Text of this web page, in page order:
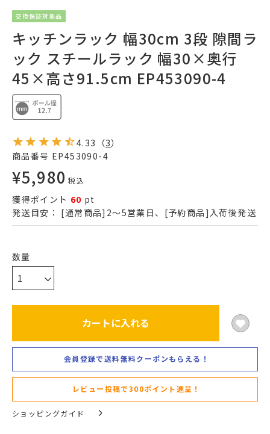
交換保証対象品
キッチンラック 幅30cm 3段 隙間ラ
ック スチールラック 幅30×奥行
45×高さ91.5cm EP453090-4
4.33 （3）
商品番号 EP453090-4
¥5,980 税込
獲得ポイント 60 pt
発送目安： [通常商品]2～5営業日、[予約商品]入荷後発送
カートに入れる
会員登録で送料無料クーポンもらえる！
レビュー投稿で300ポイント進呈！
ショッピングガイド